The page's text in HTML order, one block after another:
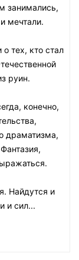
занимались,
мечтали.
тех, кто стал
руин.
конечно,
драматизма,
Найдутся и
и сил...